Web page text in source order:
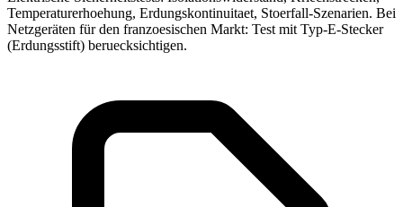
Temperaturerhoehung, Erdungskontinuitaet, Stoerfall-Szenarien. Bei
Netzgeräten für den franzoesischen Markt: Test mit Typ-E-Stecker
(Erdungsstift) beruecksichtigen.